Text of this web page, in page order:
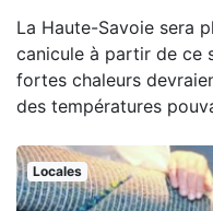
La Haute-Savoie sera
canicule à partir de ce
fortes chaleurs
des températures
Locales